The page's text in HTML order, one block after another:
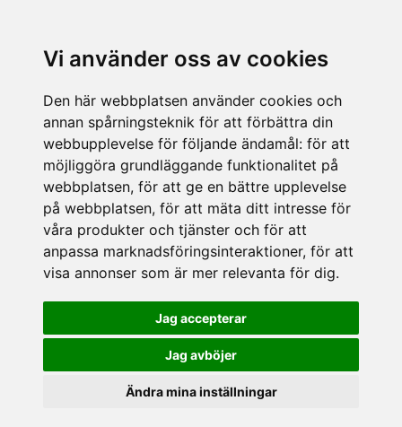
Vi använder oss av cookies
Den här webbplatsen använder cookies och
annan spårningsteknik för att förbättra din
webbupplevelse för följande ändamål: för att
möjliggöra grundläggande funktionalitet på
webbplatsen, för att ge en bättre upplevelse
på webbplatsen, för att mäta ditt intresse för
våra produkter och tjänster och för att
anpassa marknadsföringsinteraktioner, för att
visa annonser som är mer relevanta för dig.
Jag accepterar
Jag avböjer
Ändra mina inställningar